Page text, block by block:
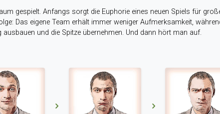
gespielt. Anfangs sorgt die Euphorie eines neuen Spiels für
Das eigene Team erhält immer weniger Aufmerksamkeit,
und die Spitze übernehmen. Und dann hört man auf.